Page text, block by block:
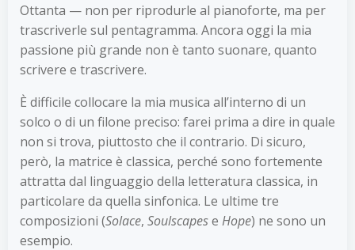
Ottanta — non per riprodurle al pianoforte, ma per
trascriverle sul pentagramma. Ancora oggi la mia
passione più grande non è tanto suonare, quanto
scrivere e trascrivere.
È difficile collocare la mia musica all’interno di un
solco o di un filone preciso: farei prima a dire in quale
non si trova, piuttosto che il contrario. Di sicuro,
però, la matrice è classica, perché sono fortemente
attratta dal linguaggio della letteratura classica, in
particolare da quella sinfonica. Le ultime tre
composizioni (Solace, Soulscapese Hope) ne sono un
esempio.